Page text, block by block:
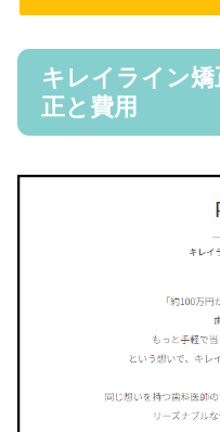
キレイライン
正と費用